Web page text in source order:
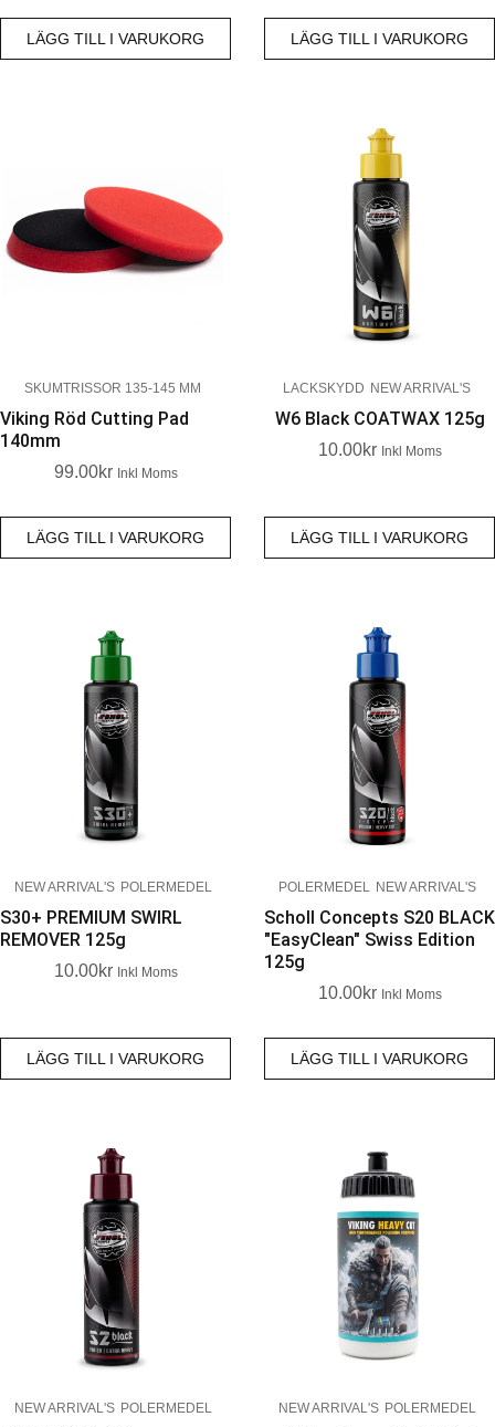
LÄGG TILL I VARUKORG LÄGG TILL I VARUKORG
SKUMTRISSOR 135-145 MM
Viking Röd Cutting Pad
140mm
99.00Kr Inkl Moms
LÄGG TILL I VARUKORG
LACKSKYDD NEW ARRIVAL'S
W6 Black COATWAX 125g
10.00Kr Inkl Moms
LÄGG TILL I VARUKORG
NEW ARRIVAL'S POLERMEDEL
S30+ PREMIUM SWIRL
REMOVER 125g
10.00Kr Inkl Moms
LÄGG TILL I VARUKORG
POLERMEDEL NEW ARRIVAL'S
Scholl Concepts S20 BLACK
"EasyClean" Swiss Edition
125g
10.00Kr Inkl Moms
LÄGG TILL I VARUKORG
NEW ARRIVAL'S POLERMEDEL NEW ARRIVAL'S POLERMEDEL